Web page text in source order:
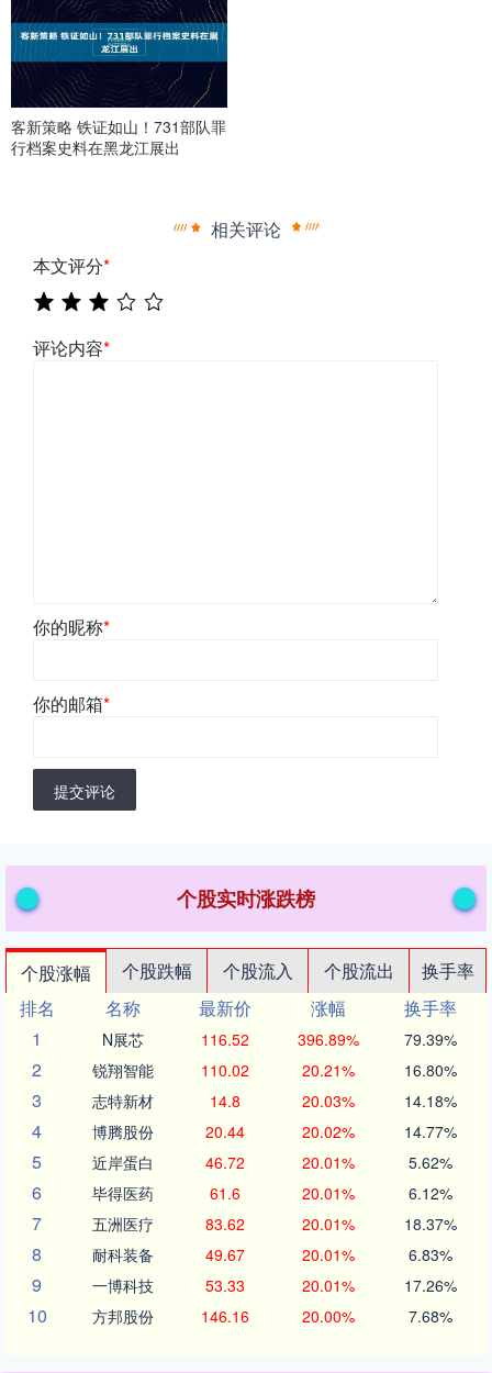
客新策略 铁证如山！731部队罪
行档案史料在黑龙江展出
相关评论
本文评分*
评论内容*
你的昵称*
你的邮箱*
提交评论
个股实时涨跌榜
个股涨幅 个股跌幅 个股流入 个股流出
换手率
排名
名称 最新价 涨幅
换手率
1
N展芯 116.52 396.89% 79.39%
2 锐翔智能 110.02 20.21% 16.80%
3 志特新材 14.8 20.03% 14.18%
4 博腾股份 20.44 20.02% 14.77%
5 近岸蛋白 46.72 20.01% 5.62%
6 毕得医药 61.6 20.01% 6.12%
7 五洲医疗 83.62 20.01% 18.37%
8 耐科装备 49.67 20.01% 6.83%
9 一博科技 53.33 20.01% 17.26%
10 方邦股份 146.16 20.00% 7.68%